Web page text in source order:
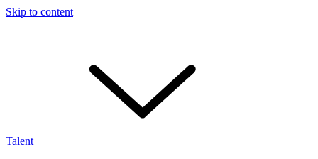
Skip to content
Talent